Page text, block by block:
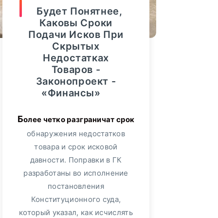
«Росгосстрах»,
проанализировав темпы роста
продаж полисов данного
сегмента. Больше всего спрос
увеличился...
ПОДРОБНЕЕ
30август, 2025
Финансовый
Совет На 30
Августа: Что
РосЕвроБанк
Новости Банков
Финансы 36815
Сбербанк
Альфа-Банк
Будет Понятнее,
Каковы Сроки
Подачи Исков При
Скрытых
Недостатках
Товаров -
Законопроект -
«Финансы»
Более четко разграничат срок
обнаружения недостатков
товара и срок исковой
давности. Поправки в ГК
разработаны во исполнение
постановления
Конституционного суда,
который указал, как исчислять